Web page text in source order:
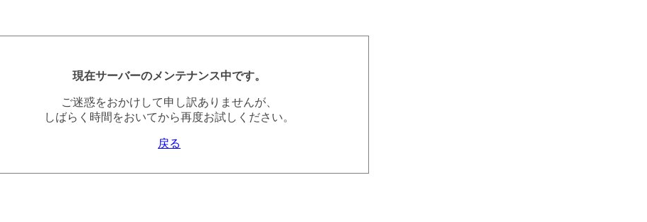
現在サーバーのメンテナンス中です。
ご迷惑をおかけして申し訳ありませんが、
しばらく時間をおいてから再度お試しください。
戻る